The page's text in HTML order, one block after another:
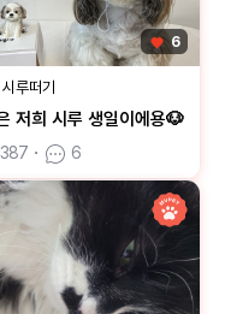
6
시루떠기
저희 시루 생일이에용🐶
ㆍ 6